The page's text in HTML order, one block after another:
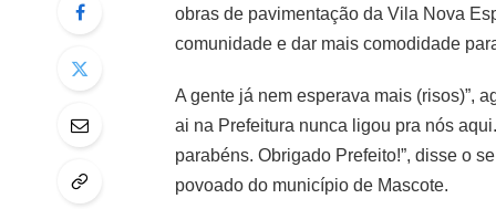
obras de pavimentação da Vila Nova
comunidade e dar mais comodidade
A gente já nem esperava mais (risos)”,
ai na Prefeitura nunca ligou pra nós
parabéns. Obrigado Prefeito!”, disse o
povoado do município de Mascote.